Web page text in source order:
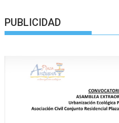
PUBLICIDAD